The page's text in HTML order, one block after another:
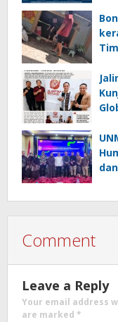
Comment
Leave a Reply
Your email address
are marked *